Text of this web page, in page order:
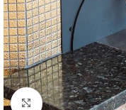
Clique para ampliar